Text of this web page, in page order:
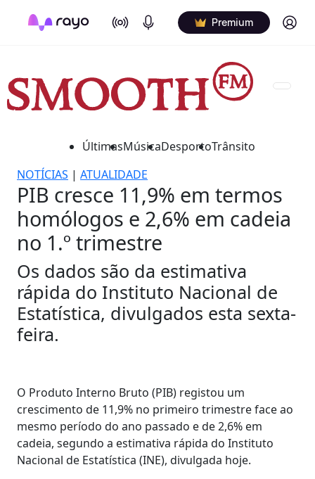
On Air Podcasts Premium Log in
ÚltimasMúsicaDesportoTrânsito
NOTÍCIAS | ATUALIDADE
PIB cresce 11,9% em termos
homólogos e 2,6% em cadeia
no 1.º trimestre
Os dados são da estimativa
rápida do Instituto Nacional de
Estatística, divulgados esta sexta-
feira.
O Produto Interno Bruto (PIB) registou um
crescimento de 11,9% no primeiro trimestre face ao
mesmo período do ano passado e de 2,6% em
cadeia, segundo a estimativa rápida do Instituto
Nacional de Estatística (INE), divulgada hoje.